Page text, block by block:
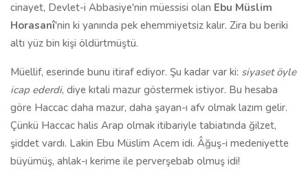
cinayet, Devlet-i Abbasiye'nin müessisi olan Ebu Müslim
Horasanî'nin ki yanında pek ehemmiyetsiz kalır. Zira bu beriki
altı yüz bin kişi öldürtmüştü.
Müellif, eserinde bunu itiraf ediyor. Şu kadar var ki: siyaset öyle
icap ederdi, diye kıtali mazur göstermek istiyor. Bu hesaba
göre Haccac daha mazur, daha şayan-ı afv olmak lazım gelir.
Çünkü Haccac halis Arap olmak itibariyle tabiatında ğilzet,
şiddet vardı. Lakin Ebu Müslim Acem idi. Âğuş-i medeniyette
büyümüş, ahlak-ı kerime ile perverşebab olmuş idi!